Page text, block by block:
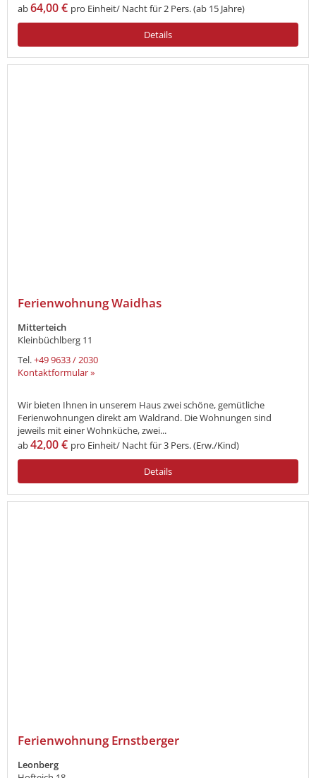
ab64,00 € pro Einheit/ Nacht für 2 Pers. (ab 15 Jahre)
Details
Ferienwohnung Waidhas
Mitterteich
Kleinbüchlberg 11
Tel.+49 9633 / 2030
Kontaktformular »
Wir bieten Ihnen in unserem Haus zwei schöne, gemütliche
Ferienwohnungen direkt am Waldrand. Die Wohnungen sind
jeweils mit einer Wohnküche, zwei...
ab42,00 € pro Einheit/ Nacht für 3 Pers. (Erw./Kind)
Details
Ferienwohnung Ernstberger
Leonberg